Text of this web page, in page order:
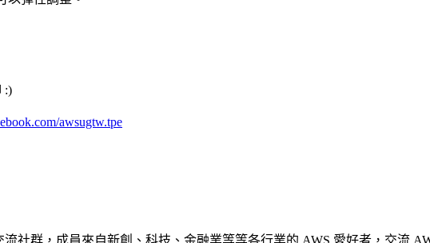
:)
awsugtw.tpe
流社群，成員來自新創、科技、金融業等等各行業的 AWS 愛好者，交流